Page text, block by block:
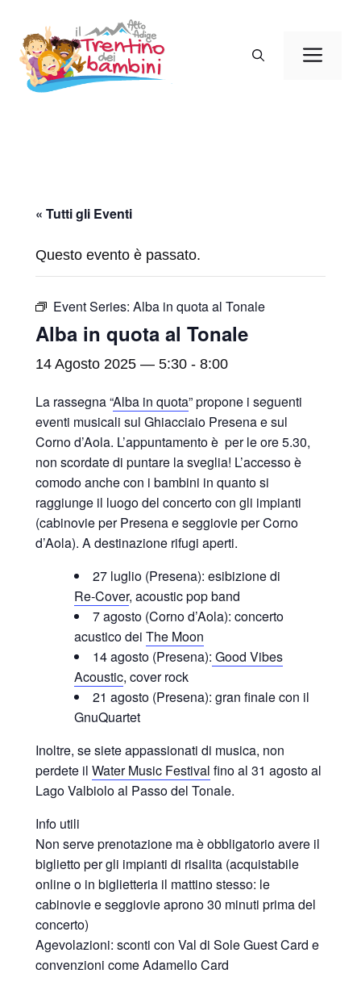
contenuto
« Tutti gli Eventi
Questo evento è passato.
Event Series: Alba in quota al Tonale
Alba in quota al Tonale
14 Agosto 2025 — 5:30 - 8:00
La rassegna “Alba in quota” propone i seguenti
eventi musicali sul Ghiacciaio Presena e sul
Corno d’Aola. L’appuntamento è per le ore 5.30,
non scordate di puntare la sveglia! L’accesso è
comodo anche con i bambini in quanto si
raggiunge il luogo del concerto con gli impianti
(cabinovie per Presena e seggiovie per Corno
d’Aola). A destinazione rifugi aperti.
27 luglio (Presena): esibizione di
Re‑Cover, acoustic pop band
7 agosto (Corno d’Aola): concerto
acustico dei The Moon
14 agosto (Presena): Good Vibes
Acoustic, cover rock
21 agosto (Presena): gran finale con il
GnuQuartet
Inoltre, se siete appassionati di musica, non
perdete il Water Music Festival fino al 31 agosto al
Lago Valbiolo al Passo del Tonale.
Info utili
Non serve prenotazione ma è obbligatorio avere il
biglietto per gli impianti di risalita (acquistabile
online o in biglietteria il mattino stesso: le
cabinovie e seggiovie aprono 30 minuti prima del
concerto)
Agevolazioni: sconti con Val di Sole Guest Card e
convenzioni come Adamello Card